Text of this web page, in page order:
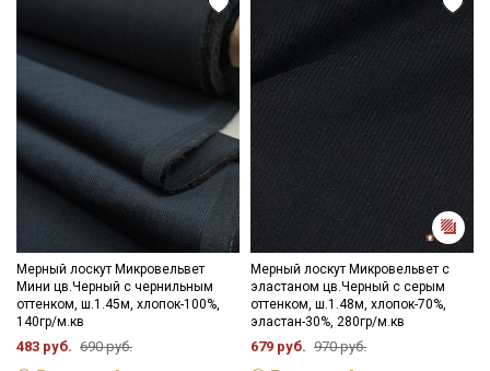
Мерный лоскут Микровельвет
Мини цв.Черный с чернильным
оттенком, ш.1.45м, хлопок-100%,
140гр/м.кв
483 руб. 690 руб.
Мерный лоскут Микровельвет с
эластаном цв.Черный с серым
оттенком, ш.1.48м, хлопок-70%,
эластан-30%, 280гр/м.кв
679 руб. 970 руб.